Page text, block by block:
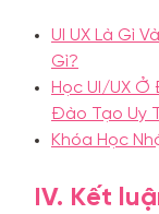
UI UX Là Gì
Gì?
Học UI/UX
Đào Tạo Uy
Khóa Học
IV. Kết